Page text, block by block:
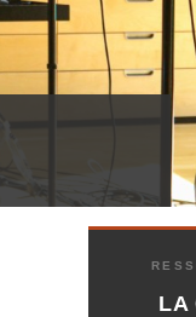
LA